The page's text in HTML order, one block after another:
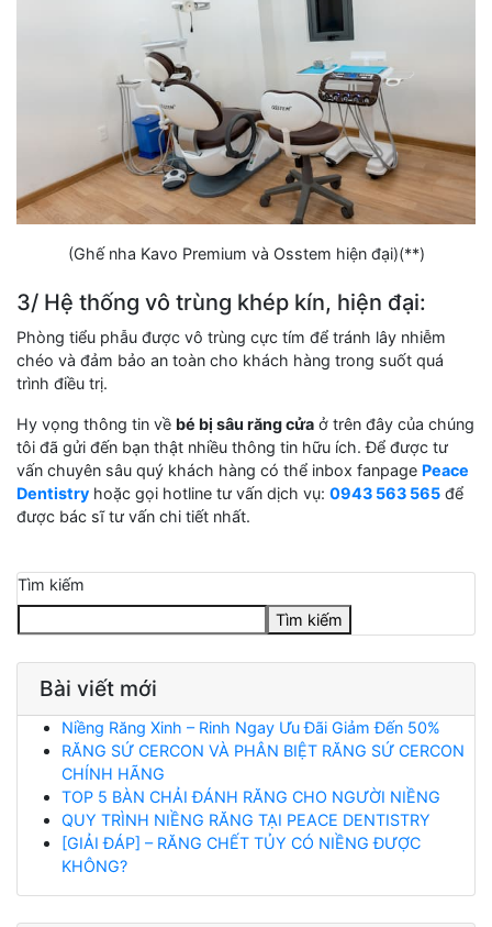
(Ghế nha Kavo Premium và Osstem hiện đại)(**)
3/ Hệ thống vô trùng khép kín, hiện đại:
Phòng tiểu phẫu được vô trùng cực tím để tránh lây nhiễm
chéo và đảm bảo an toàn cho khách hàng trong suốt quá
trình điều trị.
Hy vọng thông tin về bé bị sâu răng cửa ở trên đây của chúng
tôi đã gửi đến bạn thật nhiều thông tin hữu ích. Để được tư
vấn chuyên sâu quý khách hàng có thể inbox fanpage Peace
Dentistry hoặc gọi hotline tư vấn dịch vụ: 0943 563 565 để
được bác sĩ tư vấn chi tiết nhất.
Tìm kiếm
Tìm kiếm
Bài viết mới
Niềng Răng Xinh – Rinh Ngay Ưu Đãi Giảm Đến 50%
RĂNG SỨ CERCON VÀ PHÂN BIỆT RĂNG SỨ CERCON
CHÍNH HÃNG
TOP 5 BÀN CHẢI ĐÁNH RĂNG CHO NGƯỜI NIỀNG
QUY TRÌNH NIỀNG RĂNG TẠI PEACE DENTISTRY
[GIẢI ĐÁP] – RĂNG CHẾT TỦY CÓ NIỀNG ĐƯỢC
KHÔNG?